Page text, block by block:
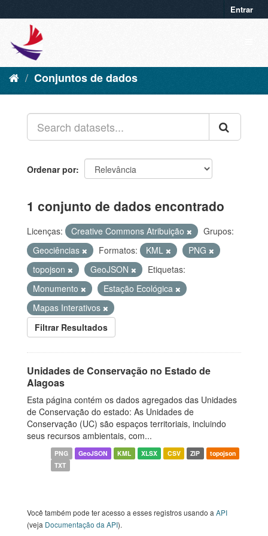
Entrar
Conjuntos de dados
Ordenar por
1 conjunto de dados encontrado
Licenças: Creative Commons Atribuição
Grupos:
Geociências
Formatos: KML
PNG
topojson
GeoJSON
Etiquetas:
Monumento
Estação Ecológica
Mapas Interativos
Filtrar Resultados
Unidades de Conservação no Estado de
Alagoas
Esta página contém os dados agregados das Unidades
de Conservação do estado: As Unidades de
Conservação (UC) são espaços territoriais, incluindo
seus recursos ambientais, com...
PNG GeoJSON KML XLSX CSV ZIP
topojson
TXT
Você também pode ter acesso a esses registros usando a API
(veja Documentação da API).